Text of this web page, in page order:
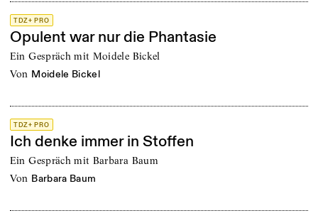
TDZ+ PRO
Opulent war nur die Phantasie
Ein Gespräch mit Moidele Bickel
von Moidele Bickel
TDZ+ PRO
Ich denke immer in Stoffen
Ein Gespräch mit Barbara Baum
von Barbara Baum